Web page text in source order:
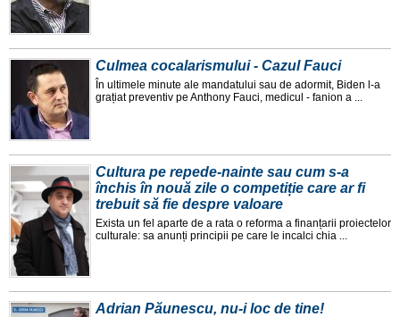
Culmea cocalarismului - Cazul Fauci
În ultimele minute ale mandatului sau de adormit, Biden l-a
grațiat preventiv pe Anthony Fauci, medicul - fanion a ...
Cultura pe repede-nainte sau cum s-a
închis în nouă zile o competiție care ar fi
trebuit să fie despre valoare
Exista un fel aparte de a rata o reforma a finanțarii proiectelor
culturale: sa anunți principii pe care le incalci chia ...
Adrian Păunescu, nu-i loc de tine!